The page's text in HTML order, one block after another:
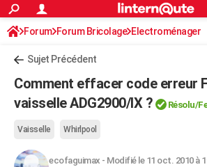
ACTUALITÉS
Politique
Société
Faits Divers
Education
Monde
Villes
+
Programme TV
Streaming
Cinéma
Sorties cinéma
Musique
FINANCE
Retraite
Impôts
Epargne
Immobilier
Risques naturels par ville
Banque
Assurance
Crédit
AUTO
Essais
Réserver un essai
Citadines
Berlines
SUV
Forum auto
HIGH-TECH
S'inscrire
Connexion
Forum Forum Bricolage Electroménager
Sujet Précédent
Comment effacer code erreur
vaisselle ADG2900/IX ?
Résolu/
Vaisselle Whirlpool
ecofaguimax - Modifié le 11 oct. 2010 à